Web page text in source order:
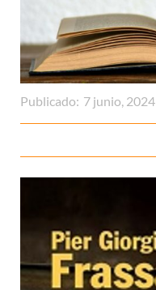
Publicado: 7 junio, 2024